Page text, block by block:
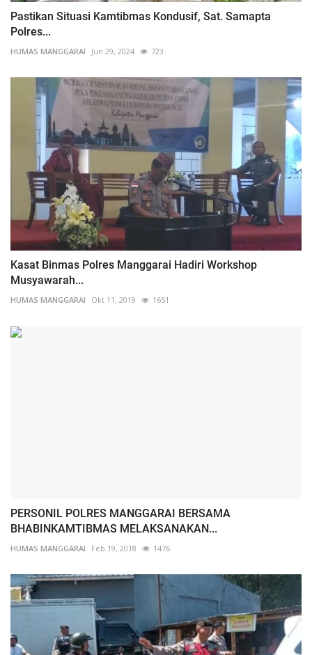
Pastikan Situasi Kamtibmas Kondusif, Sat. Samapta
Polres...
HUMAS MANGGARAI Jun 29, 2024 723
Kasat Binmas Polres Manggarai Hadiri Workshop
Musyawarah...
HUMAS MANGGARAI Okt 11, 2019 1651
PERSONIL POLRES MANGGARAI BERSAMA
BHABINKAMTIBMAS MELAKSANAKAN...
HUMAS MANGGARAI Feb 19, 2018 1476